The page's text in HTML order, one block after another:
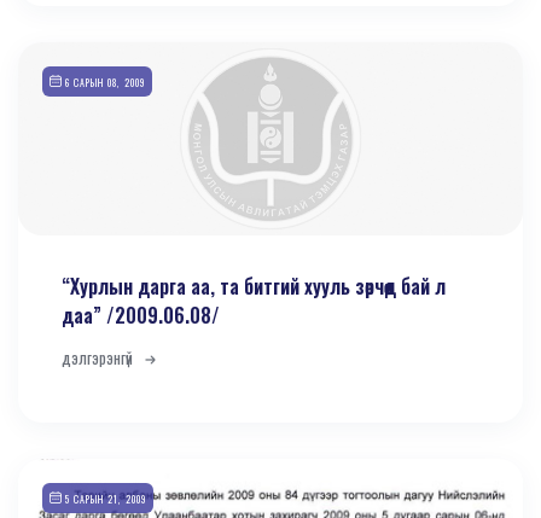
6 САРЫН 08, 2009
“Хурлын дарга аа, та битгий хууль зөрчөөд бай л
даа” /2009.06.08/
дэлгэрэнгүй
5 САРЫН 21, 2009